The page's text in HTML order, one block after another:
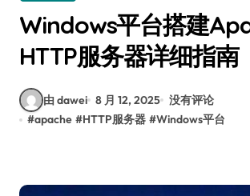
Windows平台搭建
HTTP服务器详细指南
由 dawei 8 月 12, 2025 没有评论
#apache #HTTP服务器 #Windows平台